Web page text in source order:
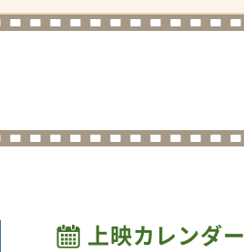
上映カレンダー